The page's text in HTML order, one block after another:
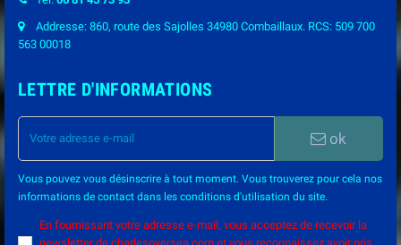
Addresse: 860, route des Sajolles 34980 Combaillaux. RCS: 509 700
563 00018
LETTRE D'INFORMATIONS
ok
Vous pouvez vous désinscrire à tout moment. Vous trouverez pour cela nos
informations de contact dans les conditions d'utilisation du site.
En fournissant votre adresse e-mail, vous acceptez de recevoir la